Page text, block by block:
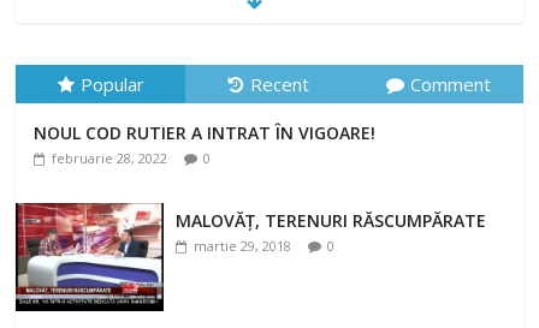
NOUL COD RUTIER A INTRAT ÎN VIGOARE!
februarie 28, 2022 0
Popular Recent Comment
NOUL COD RUTIER A INTRAT ÎN VIGOARE!
februarie 28, 2022 0
MALOVĂȚ, TERENURI RĂSCUMPĂRATE
martie 29, 2018 0